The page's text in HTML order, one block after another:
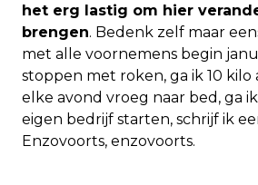
het erg lastig om hier
brengen. Bedenk zelf maar
met alle voornemens begin
stoppen met roken, ga ik 10 kilo
elke avond vroeg naar bed, ga
eigen bedrijf starten, schrijf ik
Enzovoorts, enzovoorts.